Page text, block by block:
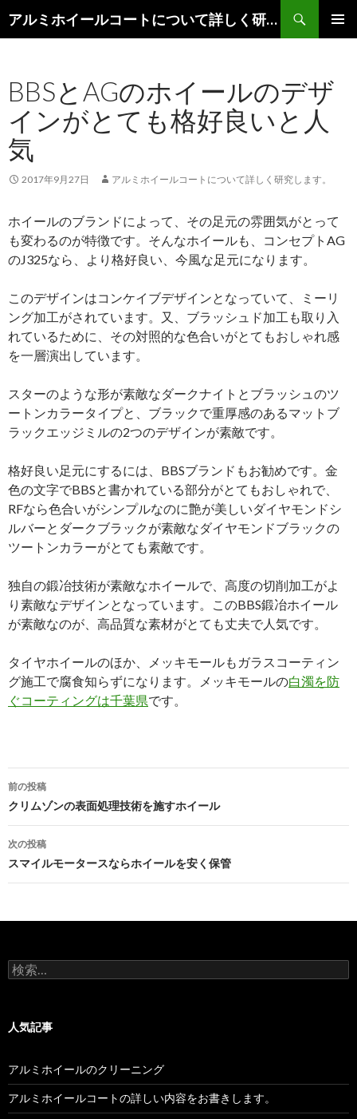
アルミホイールコートについて詳しく研究します。
索
ン
ツ
へ
動
BBSとAGのホイールのデザ
インがとても格好良いと人
気
2017年9月27日 アルミホイールコートについて詳しく研究します。
ホイールのブランドによって、その足元の雰囲気がとって
も変わるのが特徴です。そんなホイールも、コンセプトAG
のJ325なら、より格好良い、今風な足元になります。
このデザインはコンケイブデザインとなっていて、ミーリ
ング加工がされています。又、ブラッシュド加工も取り入
れているために、その対照的な色合いがとてもおしゃれ感
を一層演出しています。
スターのような形が素敵なダークナイトとブラッシュのツ
ートンカラータイプと、ブラックで重厚感のあるマットブ
ラックエッジミルの2つのデザインが素敵です。
格好良い足元にするには、BBSブランドもお勧めです。金
色の文字でBBSと書かれている部分がとてもおしゃれで、
RFなら色合いがシンプルなのに艶が美しいダイヤモンドシ
ルバーとダークブラックが素敵なダイヤモンドブラックの
ツートンカラーがとても素敵です。
独自の鍛冶技術が素敵なホイールで、高度の切削加工がよ
り素敵なデザインとなっています。このBBS鍛冶ホイール
が素敵なのが、高品質な素材がとても丈夫で人気です。
タイヤホイールのほか、メッキモールもガラスコーティン
グ施工で腐食知らずになります。メッキモールの白濁を防
ぐコーティングは千葉県です。
投
稿
ナ
ビ
ゲ
ー
ョ
前の投稿
クリムゾンの表面処理技術を施すホイール
次の投稿
スマイルモータースならホイールを安く保管
検
索:
人気記事
アルミホイールのクリーニング
アルミホイールコートの詳しい内容をお書きします。